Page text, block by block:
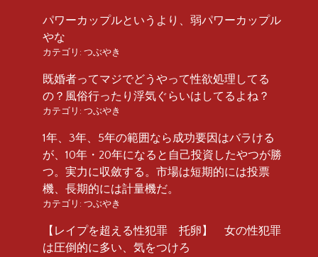
パワーカップルというより、弱パワーカップル
やな
カテゴリ: つぶやき
既婚者ってマジでどうやって性欲処理してる
の？風俗行ったり浮気ぐらいはしてるよね？
カテゴリ: つぶやき
1年、3年、5年の範囲なら成功要因はバラける
が、10年・20年になると自己投資したやつが勝
つ。実力に収斂する。市場は短期的には投票
機、長期的には計量機だ。
カテゴリ: つぶやき
【レイプを超える性犯罪 托卵】 女の性犯罪
は圧倒的に多い、気をつけろ